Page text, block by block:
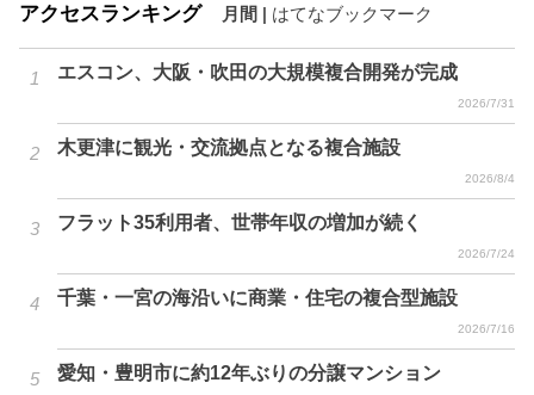
アクセスランキング 月間 はてなブックマーク
エスコン、大阪・吹田の大規模複合開発が完成
2026/7/31
木更津に観光・交流拠点となる複合施設
2026/8/4
フラット35利用者、世帯年収の増加が続く
2026/7/24
千葉・一宮の海沿いに商業・住宅の複合型施設
2026/7/16
愛知・豊明市に約12年ぶりの分譲マンション